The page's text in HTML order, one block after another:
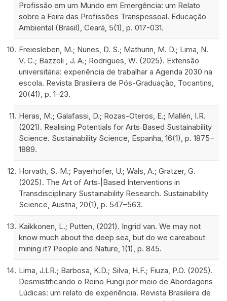
Profissão em um Mundo em Emergência: um Relato
sobre a Feira das Profissões Transpessoal. Educação
Ambiental (Brasil), Ceará, 5(1), p. 017-031.
Freiesleben, M.; Nunes, D. S.; Mathurin, M. D.; Lima, N.
V. C.; Bazzoli , J. A.; Rodrigues, W. (2025). Extensão
universitária: experiência de trabalhar a Agenda 2030 na
escola. Revista Brasileira de Pós-Graduação, Tocantins,
20(41), p. 1–23.
Heras, M.; Galafassi, D.; Rozas-Oteros, E.; Mallén, I.R.
(2021). Realising Potentials for Arts‑Based Sustainability
Science. Sustainability Science, Espanha, 16(1), p. 1875–
1889.
Horvath, S.‑M.; Payerhofer, U.; Wals, A.; Gratzer, G.
(2025). The Art of Arts‑|Based Interventions in
Transdisciplinary Sustainability Research. Sustainability
Science, Austria, 20(1), p. 547–563.
Kaikkonen, L.; Putten, (2021). Ingrid van. We may not
know much about the deep sea, but do we careabout
mining it? People and Nature, 1(1), p. 845.
Lima, J.LR.; Barbosa, K.D.; Silva, H.F.; Fiuza, P.O. (2025).
Desmistificando o Reino Fungi por meio de Abordagens
Lúdicas: um relato de experiência. Revista Brasileira de